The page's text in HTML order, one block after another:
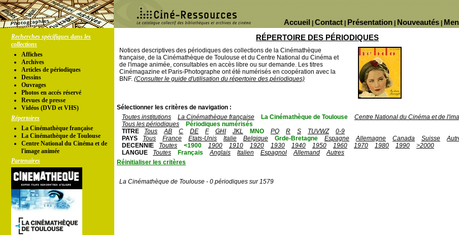
Nouveautés
Présentation
Contact
Accueil
Recherches spécifiques dans les
collections
Affiches
Archives
Articles de périodiques
Dessins
Ouvrages
Photos en accés réservé
Revues de presse
Vidéos (DVD et VHS)
Répertoires
La Cinémathèque française
La Cinémathèque de Toulouse
Centre National du Cinéma et de
l'image animée
Partenaires
RÉPERTOIRE DES PÉRIODIQUES
Notices descriptives des périodiques des collections de la Cinémathèque
française, de la Cinémathèque de Toulouse et du Centre National du Cinéma et
de l'image animée, consultables en accès libre ou sur demande. Les titres
Cinémagazine et Paris-Photographe ont été numérisés en coopération avec la
BNF. (Consulter le guide d'utilisation du répertoire des périodiques)
Sélectionner les critères de navigation :
Toutes institutions
La Cinémathèque française La Cinémathèque de Toulouse
Centre National du Cinéma et de
Tous les périodiques
Périodiques numérisés
TITRE
Tous AB C DE F GHI JKL MNO PQ R S TUVWZ
0-9
PAYS
Tous France Etats-Unis Italie Belgique Grde-Bretagne Espagne Allemagne Canada Suisse
DECENNIE
Toutes <1900 1900 1910 1920 1930 1940 1950 1960 1970 1980 1990
>2000
LANGUE
Toutes Français Anglais Italien Espagnol Allemand
Autres
Réinitialiser les critères
La Cinémathèque de Toulouse - 0 périodiques sur 1579